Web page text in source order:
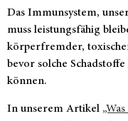
Das Immunsystem,
muss leistungsfähig
körperfremder,
bevor solche
können.
In unserem Artikel